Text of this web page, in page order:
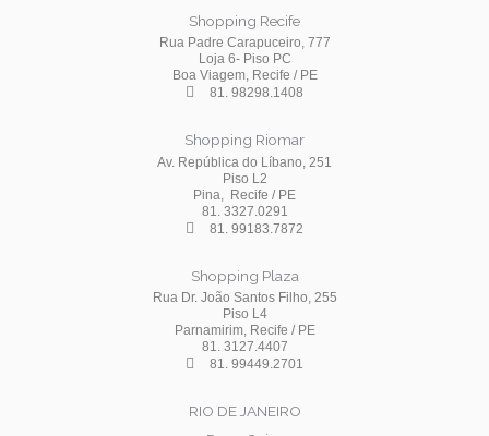
Shopping Recife
Rua Padre Carapuceiro, 777
Loja 6- Piso PC
Boa Viagem, Recife / PE
81. 98298.1408
Shopping Riomar
Av. República do Líbano, 251
Piso L2
Pina, Recife / PE
81. 3327.0291
81. 99183.7872
Shopping Plaza
Rua Dr. João Santos Filho, 255
Piso L4
Parnamirim, Recife / PE
81. 3127.4407
81. 99449.2701
RIO DE JANEIRO